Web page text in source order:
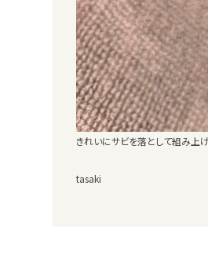
きれいにサビを落として組み上
tasaki